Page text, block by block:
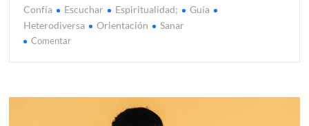
Confía Escuchar Espiritualidad;
Guía
Heterodiversa
Orientación Sanar
Comentaren
pero